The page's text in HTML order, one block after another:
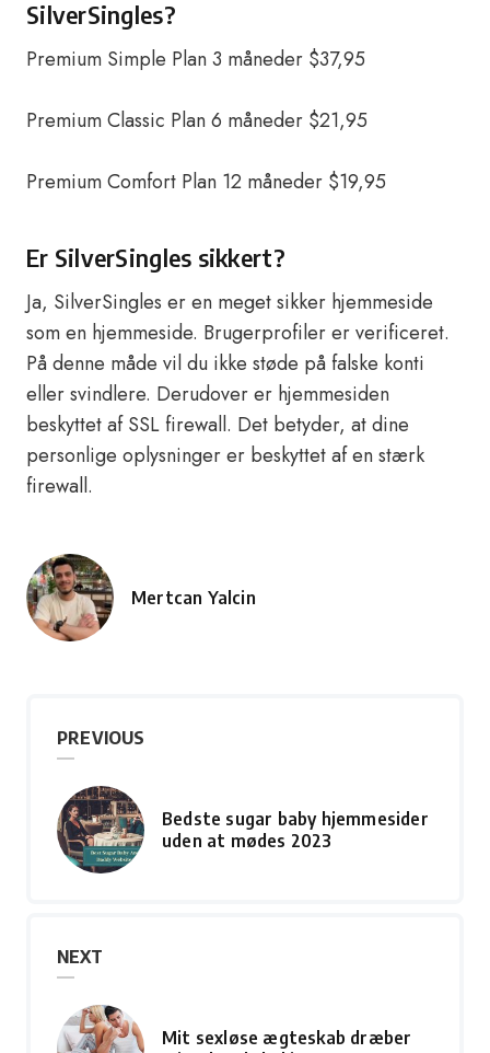
SilverSingles?
Premium Simple Plan 3 måneder $37,95
Premium Classic Plan 6 måneder $21,95
Premium Comfort Plan 12 måneder $19,95
Er SilverSingles sikkert?
Ja, SilverSingles er en meget sikker hjemmeside
som en hjemmeside. Brugerprofiler er verificeret.
På denne måde vil du ikke støde på falske konti
eller svindlere. Derudover er hjemmesiden
beskyttet af SSL firewall. Det betyder, at dine
personlige oplysninger er beskyttet af en stærk
firewall.
Posted
Mertcan Yalcin
PREVIOUS
Bedste sugar baby hjemmesider
uden at mødes 2023
NEXT
Mit sexløse ægteskab dræber